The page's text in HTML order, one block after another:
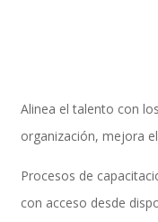
SAP
SAP
Alinea el talento con
organización, mejora
Procesos de
con acceso desde